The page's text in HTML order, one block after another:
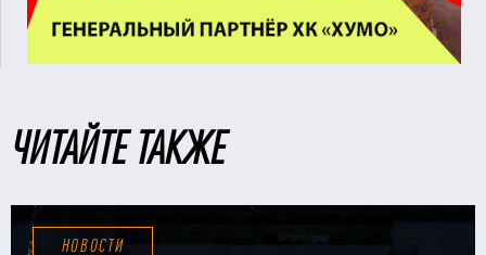
ЧИТАЙТЕ ТАКЖЕ
НОВОСТИ